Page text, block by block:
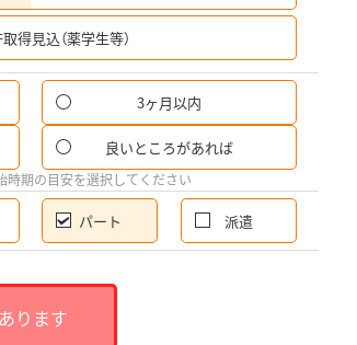
得見込（薬学生等）
3ヶ月以内
良いところがあれば
時期の目安を選択してください
パート 派遣
ります